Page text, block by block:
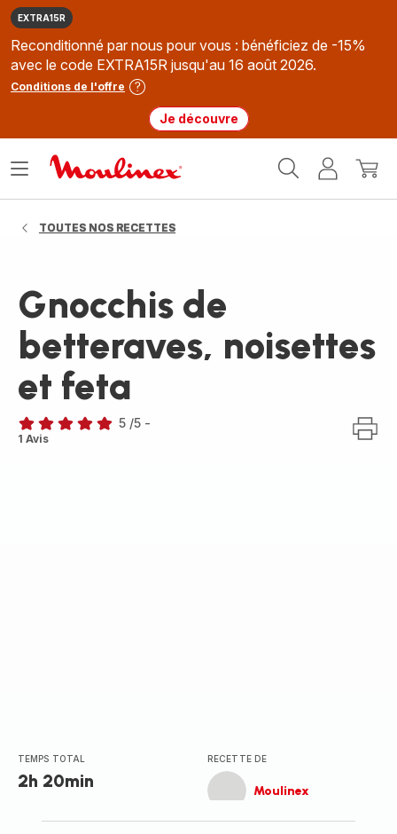
EXTRA15R
Reconditionné par nous pour vous : bénéficiez de -15%
avec le code EXTRA15R jusqu'au 16 août 2026.
Conditions de l'offre
Je découvre
MonMon
Ouvrir
TOUTES NOS RECETTES
Gnocchis de
betteraves, noisettes
et feta
Avis
5 /5 -
1 Avis
TEMPS TOTAL
2h 20min
RECETTE DE
Moulinex